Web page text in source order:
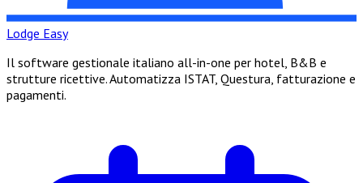
Lodge Easy
Il software gestionale italiano all-in-one per hotel, B&B e
strutture ricettive. Automatizza ISTAT, Questura, fatturazione e
pagamenti.